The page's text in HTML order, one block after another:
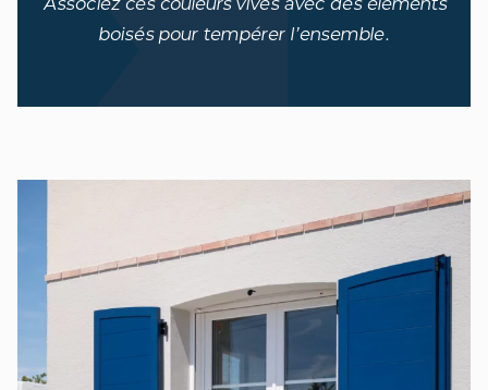
boisés pour tempérer l’ensemble.